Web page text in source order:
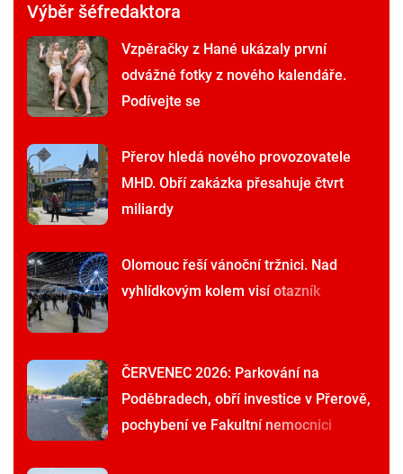
Výběr šéfredaktora
Vzpěračky z Hané ukázaly první
odvážné fotky z nového kalendáře.
Podívejte se
Přerov hledá nového provozovatele
MHD. Obří zakázka přesahuje čtvrt
miliardy
Olomouc řeší vánoční tržnici. Nad
vyhlídkovým kolem visí otazník
ČERVENEC 2026: Parkování na
Poděbradech, obří investice v Přerově,
pochybení ve Fakultní nemocnici